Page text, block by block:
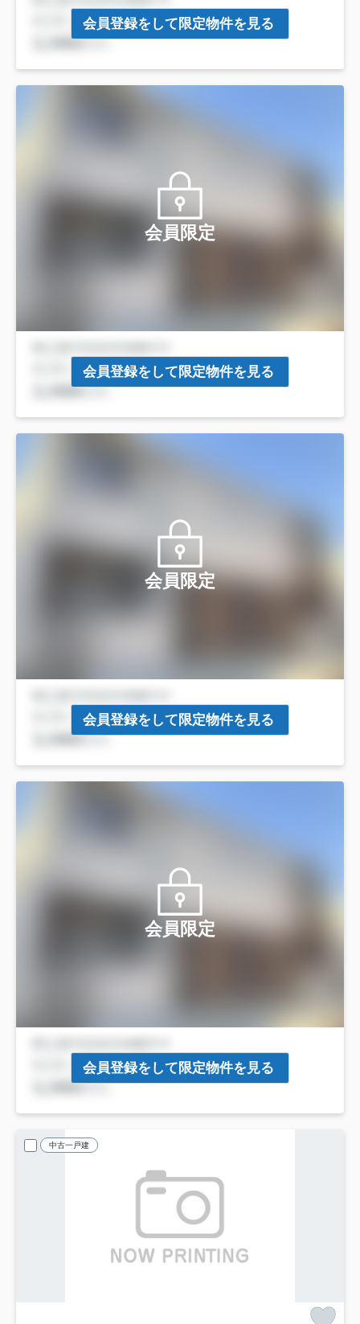
会員登録をして限定物件を見る
会員限定
会員登録をして限定物件を見る
会員限定
会員登録をして限定物件を見る
会員限定
会員登録をして限定物件を見る
中古一戸建